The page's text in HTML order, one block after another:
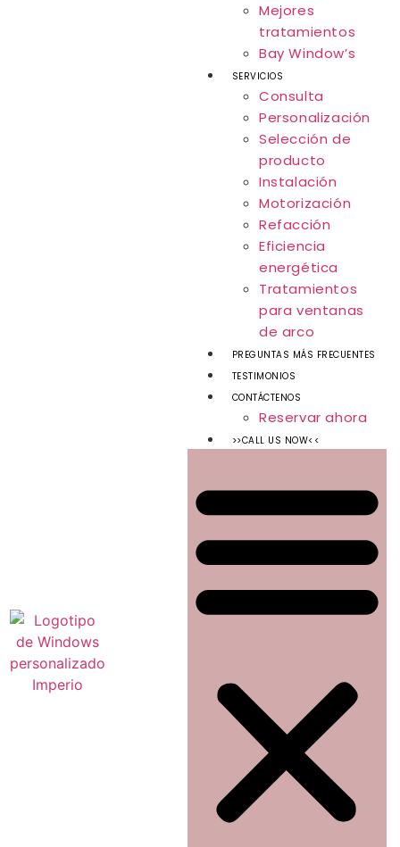
Mejores
tratamientos
Bay Window’s
SERVICIOS
Consulta
Personalización
Selección de
producto
Instalación
Motorización
Refacción
Eficiencia
energética
Tratamientos
para ventanas
de arco
PREGUNTAS MÁS FRECUENTES
TESTIMONIOS
CONTÁCTENOS
Reservar ahora
>>CALL US NOW<<